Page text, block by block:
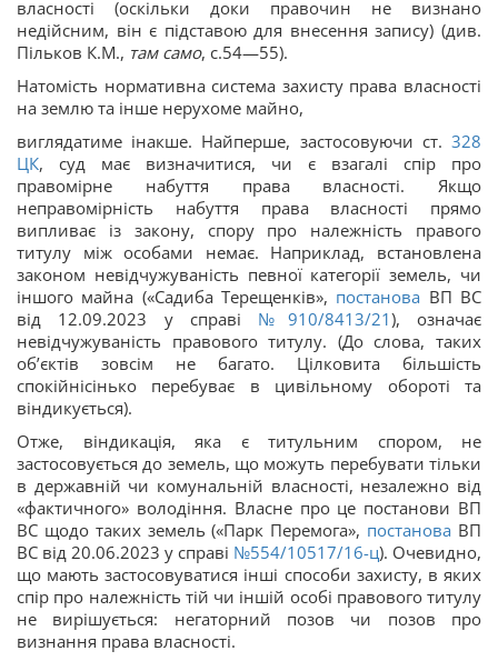
власності (оскільки доки правочин не визнано
недійсним, він є підставою для внесення запису) (див.
Пільков К.М., там само, с.54—55).
Натомість нормативна система захисту права власності
на землю та інше нерухоме майно,
виглядатиме інакше. Найперше, застосовуючи ст. 328
ЦК, суд має визначитися, чи є взагалі спір про
правомірне набуття права власності. Якщо
неправомірність набуття права власності прямо
випливає із закону, спору про належність правого
титулу між особами немає. Наприклад, встановлена
законом невідчужуваність певної категорії земель, чи
іншого майна («Садиба Терещенків», постанова ВП ВС
від 12.09.2023 у справі №910/8413/21), означає
невідчужуваність правового титулу. (До слова, таких
об’єктів зовсім не багато. Цілковита більшість
спокійнісінько перебуває в цивільному обороті та
віндикується).
Отже, віндикація, яка є титульним спором, не
застосовується до земель, що можуть перебувати тільки
в державній чи комунальній власності, незалежно від
«фактичного» володіння. Власне про це постанови ВП
ВС щодо таких земель («Парк Перемога», постанова ВП
ВС від 20.06.2023 у справі №554/10517/16-ц). Очевидно,
що мають застосовуватися інші способи захисту, в яких
спір про належність тій чи іншій особі правового титулу
не вирішується: негаторний позов чи позов про
визнання права власності.